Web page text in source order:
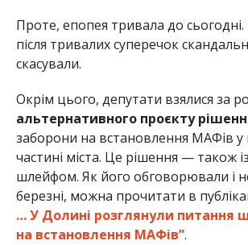
Проте, епопея тривала до сьогодні.
після тривалих суперечок
скасували.
Окрім цього, депутати взялися за
альтернативного проєкту
заборони на встановлення МАФів у
частині міста. Це рішення — також
шлейфом. Як його обговорювали і
березні, можна прочитати в
… У Долині розглянули питання
на встановлення МАФів”.